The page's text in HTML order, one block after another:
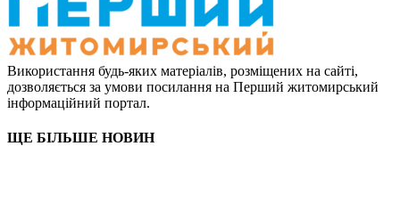
Використання будь-яких матеріалів, розміщених на сайті,
дозволяється за умови посилання на Перший житомирський
інформаційний портал.
ЩЕ БІЛЬШЕ НОВИН